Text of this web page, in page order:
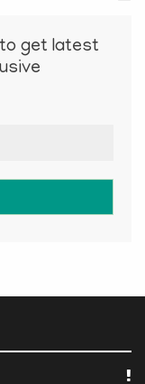
get latest